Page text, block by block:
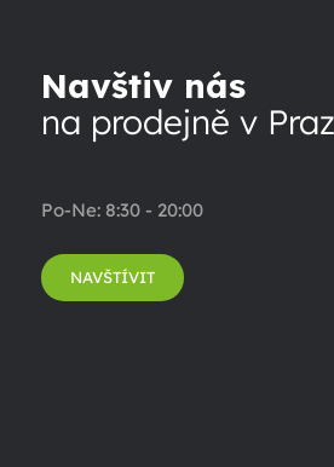
Navštiv nás
na prodejně v
Po-Ne: 8:30 - 20:00
NAVŠTÍVIT